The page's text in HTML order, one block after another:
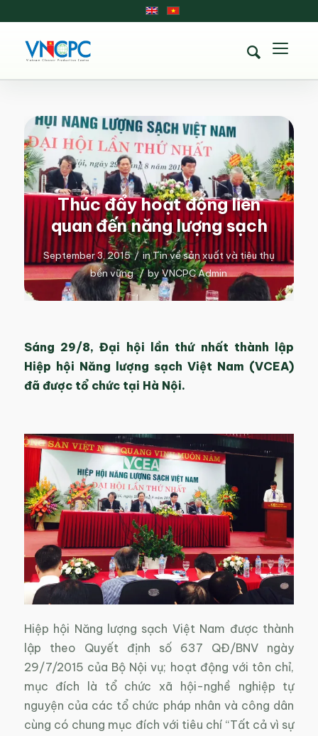
Thúc đẩy hoạt động liên
quan đến năng lượng sạch
September 3, 2015 / inTin về sản xuất và tiêu thụ
bền vững / byVNCPC Admin
Sáng 29/8, Đại hội lần thứ nhất thành lập
Hiệp hội Năng lượng sạch Việt Nam (VCEA)
đã được tổ chức tại Hà Nội.
Hiệp hội Năng lượng sạch Việt Nam được thành
lập theo Quyết định số 637 QĐ/BNV ngày
29/7/2015 của Bộ Nội vụ; hoạt động với tôn chỉ,
mục đích là tổ chức xã hội-nghề nghiệp tự
nguyện của các tổ chức pháp nhân và công dân
cùng có chung mục đích với tiêu chí “Tất cả vì sự